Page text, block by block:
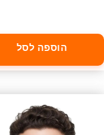
הוספה לסל